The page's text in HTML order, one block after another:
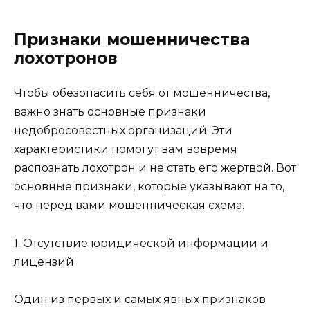
Признаки мошенничества
лохотронов
Чтобы обезопасить себя от мошенничества,
важно знать основные признаки
недобросовестных организаций. Эти
характеристики помогут вам вовремя
распознать лохотрон и не стать его жертвой. Вот
основные признаки, которые указывают на то,
что перед вами мошенническая схема.
1. Отсутствие юридической информации и
лицензий
Один из первых и самых явных признаков